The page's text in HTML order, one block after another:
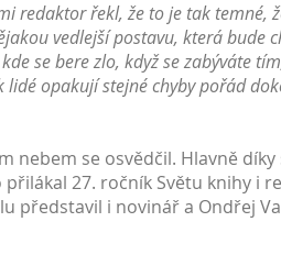
redaktor řekl, že to je tak
vedlejší postavu, která bude
se bere zlo, když se zabýváte
opakují stejné chyby pořád
nebem se osvědčil. Hlavně
27. ročník Světu knihy i
představil i novinář a Ondřej